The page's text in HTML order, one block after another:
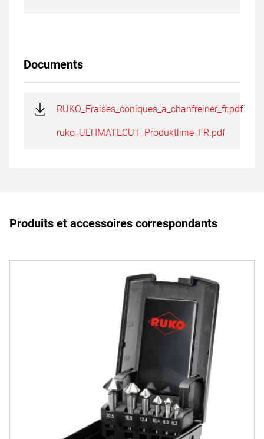
Documents
RUKO_Fraises_coniques_a_chanfreiner_fr.pdf
ruko_ULTIMATECUT_Produktlinie_FR.pdf
Produits et accessoires correspondants